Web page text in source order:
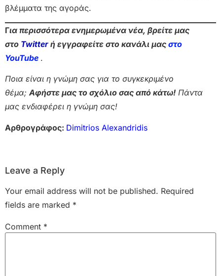
βλέμματα της αγοράς.
Για περισσότερα ενημερωμένα νέα, βρείτε μας
στο Twitter ή εγγραφείτε στο κανάλι μας στο
YouTube .
Ποια είναι η γνώμη σας για το συγκεκριμένο
θέμα;Αφήστε μας το σχόλιο σας από κάτω! Πάντα
μας ενδιαφέρει η γνώμη σας!
Αρθρογράφος: Dimitrios Alexandridis
Leave a Reply
Your email address will not be published. Required
fields are marked *
Comment *